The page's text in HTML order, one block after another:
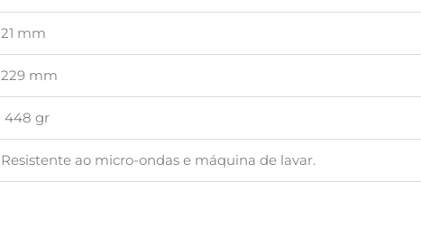
21 mm
229 mm
448 gr
Resistente ao micro-ondas e máquina de lavar.